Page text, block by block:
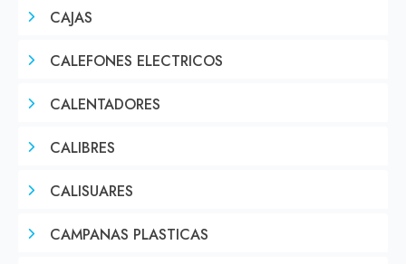
CAJAS
CALEFONES ELECTRICOS
CALENTADORES
CALIBRES
CALISUARES
CAMPANAS PLASTICAS